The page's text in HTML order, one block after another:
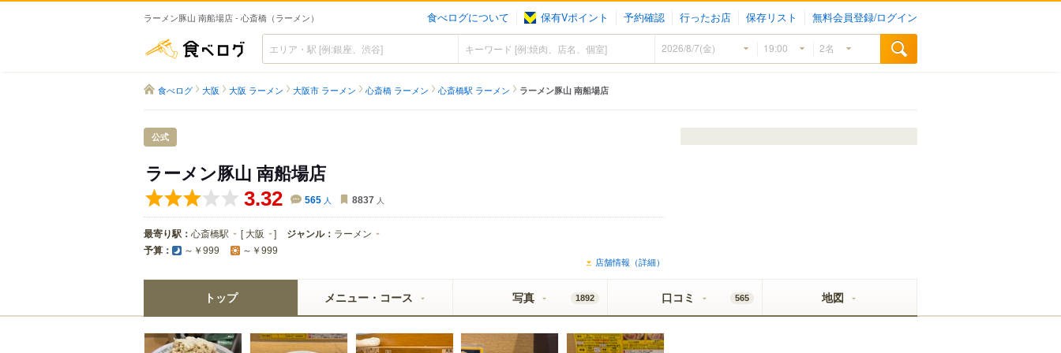
ラーメン豚山 南船場店 - 心斎橋（ラーメン） 食べログについて 保有Vポイント 予約確認 行ったお店 保存リスト 無料会員登録/ログイン
食べログ
食べログ 大阪 大阪 ラーメン 大阪市 ラーメン 心斎橋 ラーメン 心斎橋駅 ラーメン ラーメン豚山 南船場店
公式
ラーメン豚山 南船場店
3.32 565 人 8837 人
最寄り駅： 心斎橋駅 [ 大阪 ] ジャンル： ラーメン
予算： ～￥999 ～￥999
店舗情報（詳細）
トップ メニュー・コース 写真 1892 口コミ 565 地図